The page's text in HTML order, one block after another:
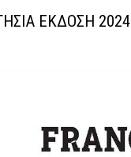
ΈΚΔΟΣΗ 2024